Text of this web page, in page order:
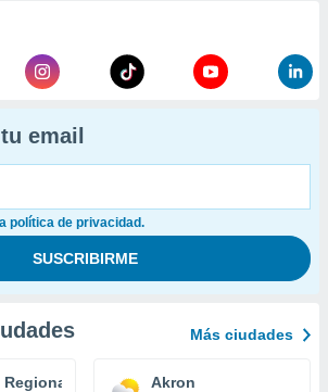
email
política de privacidad.
Más ciudades
Noreste Ohio Ashtabula
Akron